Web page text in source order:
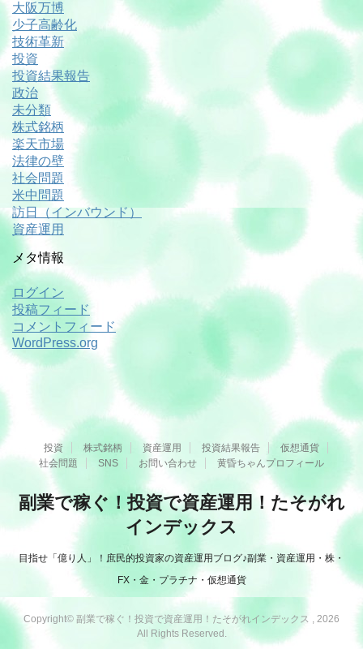
大阪万博
少子高齢化
技術革新
投資
投資結果報告
政治
未分類
株式銘柄
楽天市場
法律の壁
社会問題
米中問題
訪日（インバウンド）
資産運用
メタ情報
ログイン
投稿フィード
コメントフィード
WordPress.org
投資 株式銘柄 資産運用 投資結果報告
仮想通貨
社会問題
SNS お問い合わせ 黄昏ちゃんプロフィール
副業で稼ぐ！投資で資産運用！たそがれ
インデックス
目指せ「億り人」！庶民的投資家の資産運用ブログ♪副業・資産運用・株・
FX・金・プラチナ・仮想通貨
Copyright© 副業で稼ぐ！投資で資産運用！たそがれインデックス , 2026
All Rights Reserved.